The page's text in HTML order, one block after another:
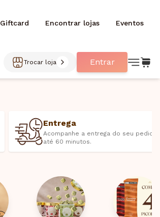
Giftcard Encontrar lojas Eventos
Trocar loja Entrar
Entrega
Acompanhe a entrega do seu pedido
até 60 minutos.